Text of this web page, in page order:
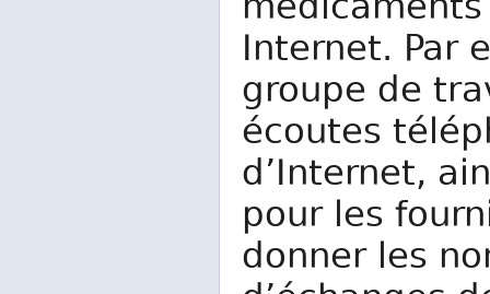
Internet. Par
groupe de
écoutes
d’Internet,
pour les
donner les